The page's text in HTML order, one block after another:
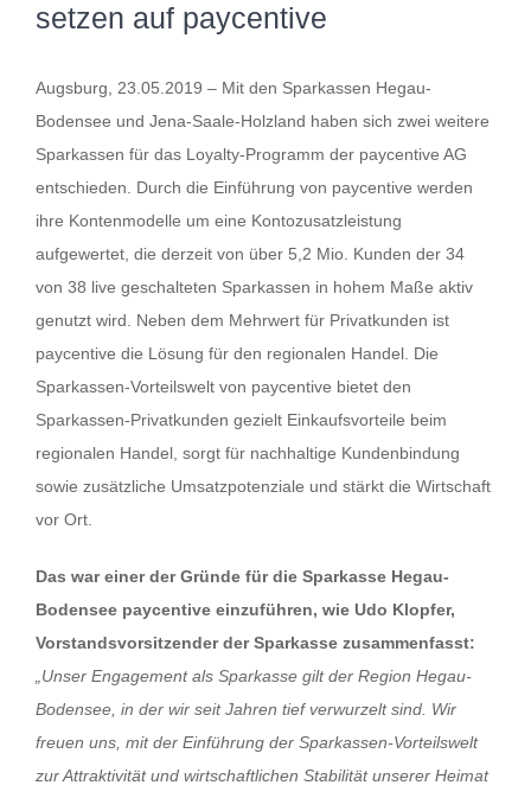
setzen auf paycentive
Augsburg, 23.05.2019 – Mit den Sparkassen Hegau-
Bodensee und Jena-Saale-Holzland haben sich zwei weitere
Sparkassen für das Loyalty-Programm der paycentive AG
entschieden. Durch die Einführung von paycentive werden
ihre Kontenmodelle um eine Kontozusatzleistung
aufgewertet, die derzeit von über 5,2 Mio. Kunden der 34
von 38 live geschalteten Sparkassen in hohem Maße aktiv
genutzt wird. Neben dem Mehrwert für Privatkunden ist
paycentive die Lösung für den regionalen Handel. Die
Sparkassen-Vorteilswelt von paycentive bietet den
Sparkassen-Privatkunden gezielt Einkaufsvorteile beim
regionalen Handel, sorgt für nachhaltige Kundenbindung
sowie zusätzliche Umsatzpotenziale und stärkt die Wirtschaft
vor Ort.
Das war einer der Gründe für die Sparkasse Hegau-
Bodensee paycentive einzuführen, wie Udo Klopfer,
Vorstandsvorsitzender der Sparkasse zusammenfasst:
„Unser Engagement als Sparkasse gilt der Region Hegau-
Bodensee, in der wir seit Jahren tief verwurzelt sind. Wir
freuen uns, mit der Einführung der Sparkassen-Vorteilswelt
zur Attraktivität und wirtschaftlichen Stabilität unserer Heimat